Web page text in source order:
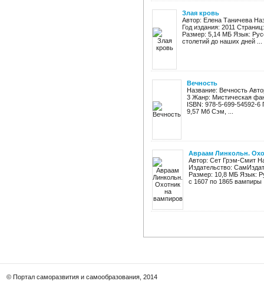
Злая кровь
Автор: Елена Таничева
Год издания: 2011
Размер: 5,14 МБ Язык:
столетий до наших дней ...
Вечность
Название: Вечность
3 Жанр: Мистическая
ISBN: 978-5-699-54592-
9,57 Мб Сэм, ...
Авраам Линкольн.
Автор: Сет Грэм-Смит
Издательство:
Размер: 10,8 МБ Язык:
с 1607 по 1865 вампиры
© Портал саморазвития и самообразования, 2014